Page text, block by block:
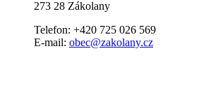
273 28 Zákolany
Telefon: +420 725 026 569
E-mail: obec@zakolany.cz